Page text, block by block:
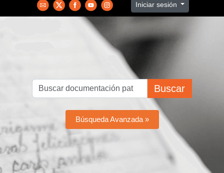
Iniciar sesión
Buscar
Búsqueda Avanzada »